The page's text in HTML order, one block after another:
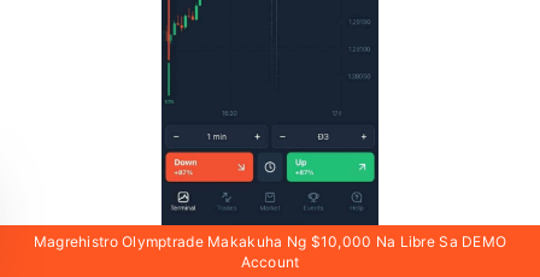
Magrehistro Olymptrade Makakuha Ng $10,000 Na Libre Sa DEMO
Account